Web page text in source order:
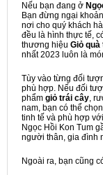
Nếu bạn đang ở
Bạn đừng ngại
nơi cho quý khách
đều là hình thực tế,
thương hiệu Giỏ quà
nhất 2023 luôn là
Tùy vào từng đối
phù hợp. Nếu đối
phẩm giỏ trái cây,
nam, bạn có thể
tinh tế và phù hợp
Ngọc Hồi Kon Tum
người thân, gia đình
Ngoài ra, bạn cũng